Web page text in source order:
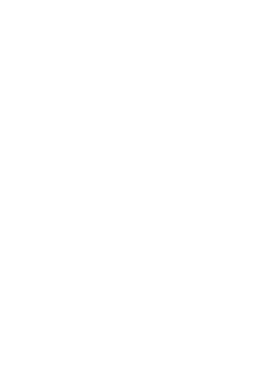
HIGH SCHOOL All Right